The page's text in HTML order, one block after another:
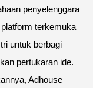
penyelenggara
terkemuka
untuk berbagi
pertukaran ide.
Adhouse